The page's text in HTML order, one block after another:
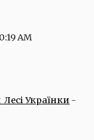
AM
Українки -